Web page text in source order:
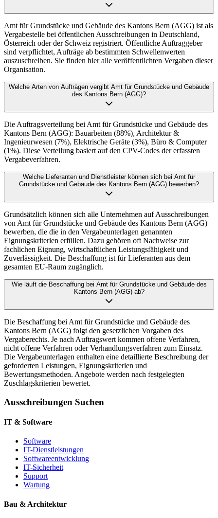
Amt für Grundstücke und Gebäude des Kantons Bern (AGG) ist als
Vergabestelle bei öffentlichen Ausschreibungen in Deutschland,
Österreich oder der Schweiz registriert. Öffentliche Auftraggeber
sind verpflichtet, Aufträge ab bestimmten Schwellenwerten
auszuschreiben. Sie finden hier alle veröffentlichten Vergaben dieser
Organisation.
Welche Arten von Aufträgen vergibt Amt für Grundstücke und Gebäude
des Kantons Bern (AGG)?
Die Auftragsverteilung bei Amt für Grundstücke und Gebäude des
Kantons Bern (AGG): Bauarbeiten (88%), Architektur &
Ingenieurwesen (7%), Elektrische Geräte (3%), Büro & Computer
(1%). Diese Verteilung basiert auf den CPV-Codes der erfassten
Vergabeverfahren.
Welche Lieferanten und Dienstleister können sich bei Amt für
Grundstücke und Gebäude des Kantons Bern (AGG) bewerben?
Grundsätzlich können sich alle Unternehmen auf Ausschreibungen
von Amt für Grundstücke und Gebäude des Kantons Bern (AGG)
bewerben, die die in den Vergabeunterlagen genannten
Eignungskriterien erfüllen. Dazu gehören oft Nachweise zur
fachlichen Eignung, wirtschaftlichen Leistungsfähigkeit und
Zuverlässigkeit. Die Beschaffung ist für Lieferanten aus dem
gesamten EU-Raum zugänglich.
Wie läuft die Beschaffung bei Amt für Grundstücke und Gebäude des
Kantons Bern (AGG) ab?
Die Beschaffung bei Amt für Grundstücke und Gebäude des
Kantons Bern (AGG) folgt den gesetzlichen Vorgaben des
Vergaberechts. Je nach Auftragswert kommen offene Verfahren,
nicht offene Verfahren oder Verhandlungsverfahren zum Einsatz.
Die Vergabeunterlagen enthalten eine detaillierte Beschreibung der
geforderten Leistungen, Eignungskriterien und
Bewertungsmethoden. Angebote werden nach festgelegten
Zuschlagskriterien bewertet.
Ausschreibungen Suchen
IT & Software
Software
IT-Dienstleistungen
Softwareentwicklung
IT-Sicherheit
Support
Wartung
Bau & Architektur